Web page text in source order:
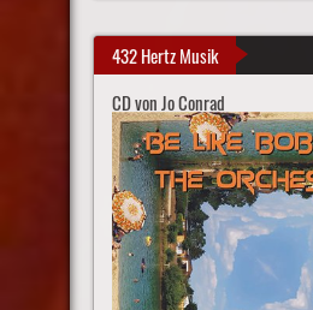
432 Hertz Musik
CD von Jo Conrad